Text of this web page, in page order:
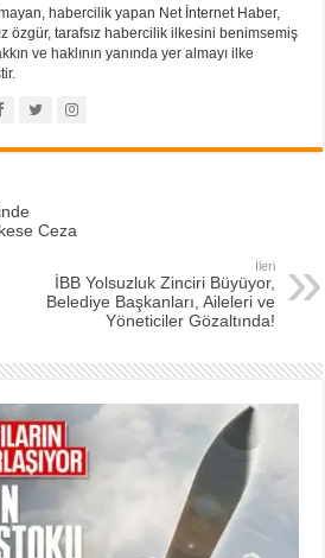
habercilik yapan Net İnternet Haber,
özgür, tarafsız habercilik ilkesini benimsemiş
ve haklının yanında yer almayı ilke
Ceza
İleri
İBB Yolsuzluk Zinciri Büyüyor,
Belediye Başkanları, Aileleri ve
Yöneticiler Gözaltında!